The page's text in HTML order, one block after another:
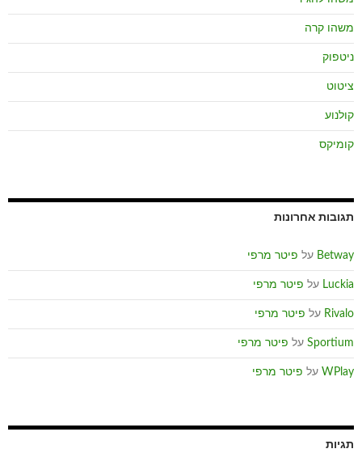
משהו קרה
ניטפוק
ציטוט
קולנוע
קומיקס
תגובות אחרונות
Betway על פיטר מרפי
Luckia על פיטר מרפי
Rivalo על פיטר מרפי
Sportium על פיטר מרפי
WPlay על פיטר מרפי
תגיות